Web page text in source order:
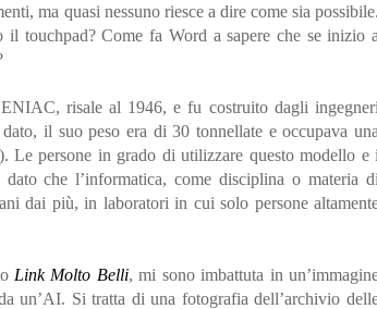
ma quasi nessuno riesce a dire come sia possibile.
touchpad? Come fa Word a sapere che se inizio a
risale al 1946, e fu costruito dagli ingegneri
il suo peso era di 30 tonnellate e occupava una
Le persone in grado di utilizzare questo modello e i
che l’informatica, come disciplina o materia di
dai più, in laboratori in cui solo persone
Link Molto Belli, mi sono imbattuta in
un’AI. Si tratta di una fotografia dell’archivio